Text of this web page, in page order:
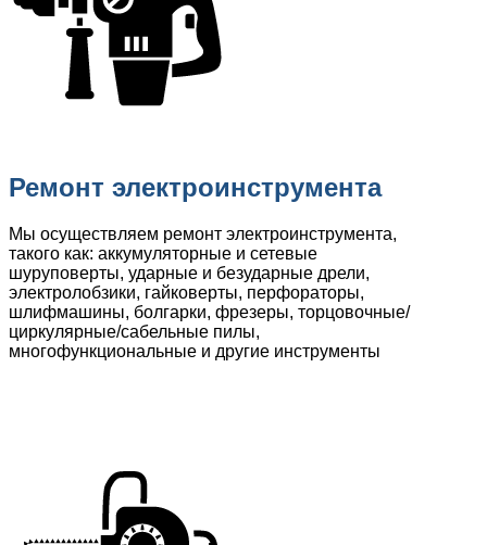
Ремонт электроинструмента
Мы осуществляем ремонт электроинструмента,
такого как: аккумуляторные и сетевые
шуруповерты, ударные и безударные дрели,
электролобзики, гайковерты, перфораторы,
шлифмашины, болгарки, фрезеры, торцовочные/
циркулярные/сабельные пилы,
многофункциональные и другие инструменты